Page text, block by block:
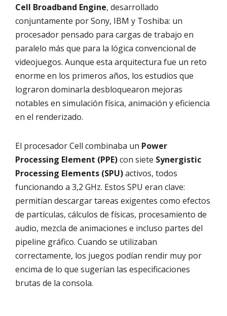
Cell Broadband Engine, desarrollado
conjuntamente por Sony, IBM y Toshiba: un
procesador pensado para cargas de trabajo en
paralelo más que para la lógica convencional de
videojuegos. Aunque esta arquitectura fue un reto
enorme en los primeros años, los estudios que
lograron dominarla desbloquearon mejoras
notables en simulación física, animación y eficiencia
en el renderizado.
El procesador Cell combinaba un Power
Processing Element (PPE)con siete Synergistic
Processing Elements (SPU)activos, todos
funcionando a 3,2 GHz. Estos SPU eran clave:
permitían descargar tareas exigentes como efectos
de partículas, cálculos de físicas, procesamiento de
audio, mezcla de animaciones e incluso partes del
pipeline gráfico. Cuando se utilizaban
correctamente, los juegos podían rendir muy por
encima de lo que sugerían las especificaciones
brutas de la consola.